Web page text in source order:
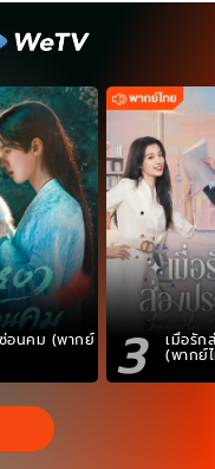
อนคม (พากย์ 3 เมื่อรัก
(พากย์